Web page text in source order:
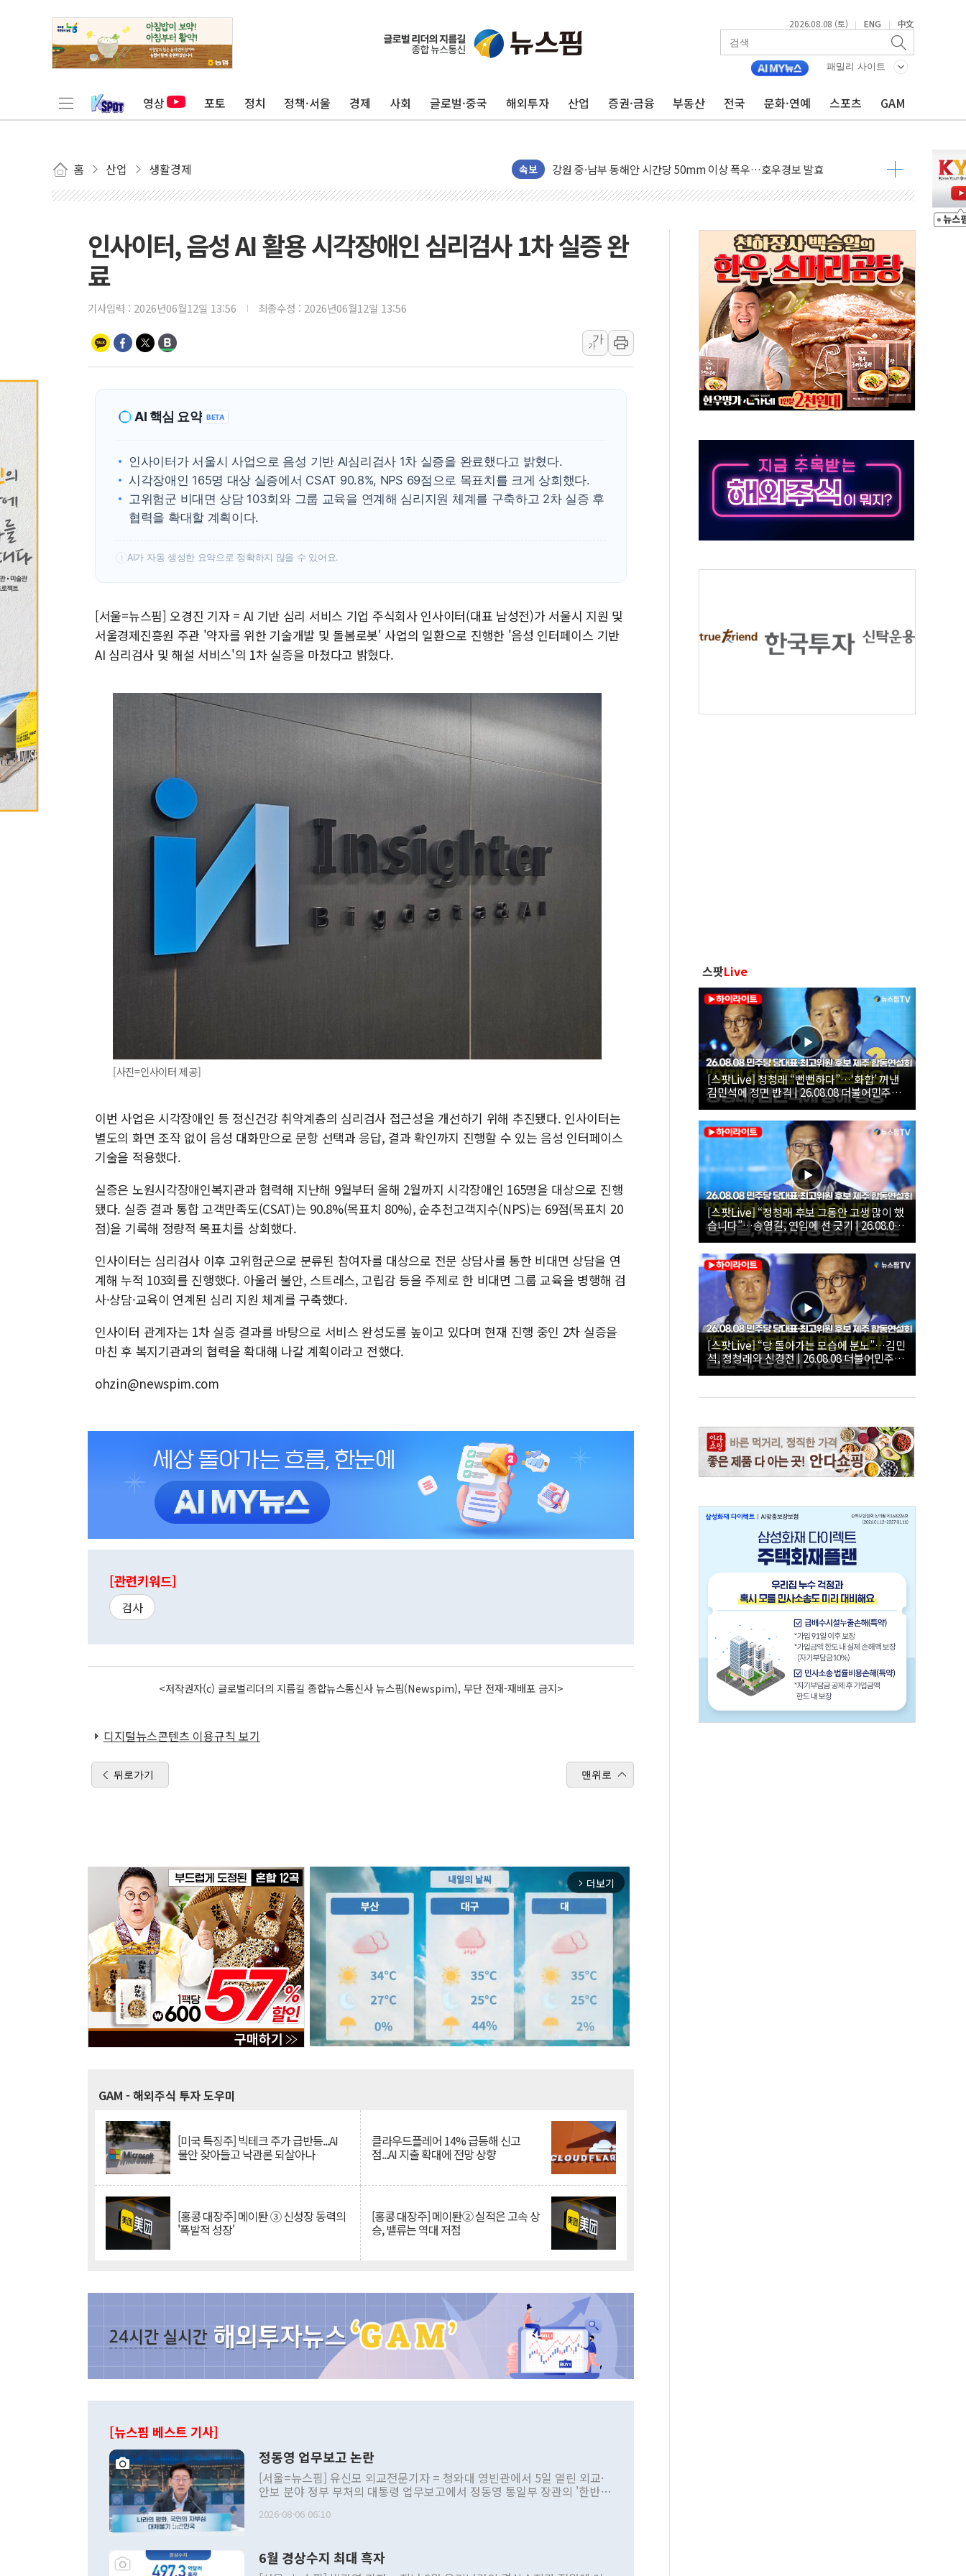
2026.08.08 (토) | ENG | 中文
패밀리 사이트
영상 포토 정치 정책·서울 경제 사회 글로벌·중국 해외투자 산업 증권·금융 부동산 전국 문화·연예 스포츠 GAM
홈 산업 생활경제 속보
인천 선재도 갯벌서 해루질 중 실종 60대 나흘만에 숨진 채 발견
인천서 말다툼 중 어머니 흉기 살해…10대 아들 체포
李대통령, ISA 개편 재검토 지시…與 "적극 환영"·野 "졸속 국정"
동해중부 전 해상 풍랑주의보…10일까지 최대 3.5m 높은 물결
연일 폭염에 온열질환 사망 23명…정부, 비상대응기구 가동
中 전방위 아파트 부양, 수도 베이징도 부동산 규제 철폐
인제 용대리 계곡서 수위 상승으로 피서객 7명 고립…전원 구조
동해시, 11~14일 '별똥별 멍' 운영…페르세우스 유성우 관측
강원 중·남부 동해안 시간당 50mm 이상 폭우…호우경보 발효
청양 밭에서 일하던 90대 숨져…온열질환 여부 조사
폭염에 車 운전면허 기능시험 오전 집중 편성…체감온도 38도 넘으면 중단
주말 무더위·열대야 지속…내륙 곳곳 소나기
오세훈 "용산공원 주택 검토, 민주당 스스로 원칙 뒤집는 것"
충북 주말 무더위 지속…청주·진천 35도, 곳곳 소나기
민주당, 오늘 제주·인천 경선 발표...김민석 '재역전' vs 정청래 '격차 확대'
인사이터, 음성 AI 활용 시각장애인 심리검사 1차 실증 완
료
기사입력 : 2026년06월12일 13:56 최종수정 : 2026년06월12일 13:56
가
가
AI 핵심 요약 BETA
인사이터가 서울시 사업으로 음성 기반 AI심리검사 1차 실증을 완료했다고 밝혔다.
시각장애인 165명 대상 실증에서 CSAT 90.8%, NPS 69점으로 목표치를 크게 상회했다.
고위험군 비대면 상담 103회와 그룹 교육을 연계해 심리지원 체계를 구축하고 2차 실증 후
협력을 확대할 계획이다.
! AI가 자동 생성한 요약으로 정확하지 않을 수 있어요.
[서울=뉴스핌] 오경진 기자 = AI 기반 심리 서비스 기업 주식회사 인사이터(대표 남성전)가 서울시 지원 및
서울경제진흥원 주관 '약자를 위한 기술개발 및 돌봄로봇' 사업의 일환으로 진행한 '음성 인터페이스 기반
AI 심리검사 및 해설 서비스'의 1차 실증을 마쳤다고 밝혔다.
[사진=인사이터 제공]
이번 사업은 시각장애인 등 정신건강 취약계층의 심리검사 접근성을 개선하기 위해 추진됐다. 인사이터는
별도의 화면 조작 없이 음성 대화만으로 문항 선택과 응답, 결과 확인까지 진행할 수 있는 음성 인터페이스
기술을 적용했다.
실증은 노원시각장애인복지관과 협력해 지난해 9월부터 올해 2월까지 시각장애인 165명을 대상으로 진행
됐다. 실증 결과 통합 고객만족도(CSAT)는 90.8%(목표치 80%), 순추천고객지수(NPS)는 69점(목표치 20
점)을 기록해 정량적 목표치를 상회했다.
인사이터는 심리검사 이후 고위험군으로 분류된 참여자를 대상으로 전문 상담사를 통한 비대면 상담을 연
계해 누적 103회를 진행했다. 아울러 불안, 스트레스, 고립감 등을 주제로 한 비대면 그룹 교육을 병행해 검
사·상담·교육이 연계된 심리 지원 체계를 구축했다.
인사이터 관계자는 1차 실증 결과를 바탕으로 서비스 완성도를 높이고 있다며 현재 진행 중인 2차 실증을
마친 후 복지기관과의 협력을 확대해 나갈 계획이라고 전했다.
ohzin@newspim.com
[관련키워드]
검사
<저작권자(c) 글로벌리더의 지름길 종합뉴스통신사 뉴스핌(Newspim), 무단 전재-재배포 금지>
디지털뉴스콘텐츠 이용규칙 보기
뒤로가기 맨위로
arrow_forward_ios 더보기
GAM - 해외주식 투자 도우미
[미국 특징주] 빅테크 주가 급반등...AI
불안 잦아들고 낙관론 되살아나
클라우드플레어 14% 급등해 신고
점...AI 지출 확대에 전망 상향
[홍콩 대장주] 메이퇀 ③ 신성장 동력의
'폭발적 성장'
[홍콩 대장주] 메이퇀② 실적은 고속 상
승, 밸류는 역대 저점
[뉴스핌 베스트 기사]
정동영 업무보고 논란
[서울=뉴스핌] 유신모 외교전문기자 = 청와대 영빈관에서 5일 열린 외교·
안보 분야 정부 부처의 대통령 업무보고에서 정동영 통일부 장관의 '한반도
발언 중에는 정부 내 조율을 거치지 않은 사안을 정책으로 추진하겠다고 공
주의적 희망에 근거한 비현실적 구상'이라는 비판을 내놨다. 그동안 정 장
2026-08-06 06:10
6월 경상수지 최대 흑자
스팟Live
[스팟Live] 정청래 “뻔뻔하다”…‘화합’ 꺼낸
김민석에 정면 반격 | 26.08.08 더불어민주당
당대표·최고위원 후보 제주 합동연설회
[스팟Live] “정청래 후보 그동안 고생 많이 했
습니다”…송영길, 연임에 선 긋기 | 26.08.08
더불어민주당 당대표·최고위원 후보 제주 합
동연설회
[스팟Live] “당 돌아가는 모습에 분노”…김민
석, 정청래와 신경전 | 26.08.08 더불어민주당
당대표·최고위원 후보 제주 합동연설회